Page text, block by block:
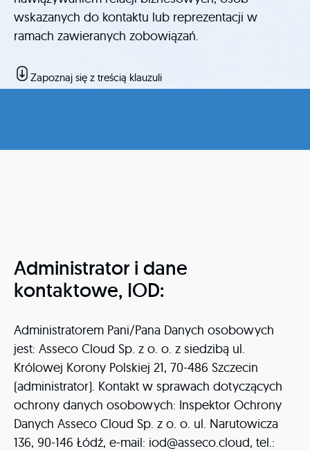
wskazanych do kontaktu lub reprezentacji w
ramach zawieranych zobowiązań.
Zapoznaj się z treścią klauzuli
Administrator i dane
kontaktowe, IOD:
Administratorem Pani/Pana Danych osobowych
jest: Asseco Cloud Sp. z o. o. z siedzibą ul.
Królowej Korony Polskiej 21, 70-486 Szczecin
(administrator). Kontakt w sprawach dotyczących
ochrony danych osobowych: Inspektor Ochrony
Danych Asseco Cloud Sp. z o. o. ul. Narutowicza
136, 90-146 Łódź, e-mail: iod@asseco.cloud, tel.: